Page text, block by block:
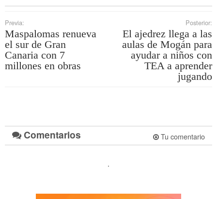
Previa:
Maspalomas renueva
el sur de Gran
Canaria con 7
millones en obras
Posterior:
El ajedrez llega a las
aulas de Mogán para
ayudar a niños con
TEA a aprender
jugando
Comentarios Tu comentario
.